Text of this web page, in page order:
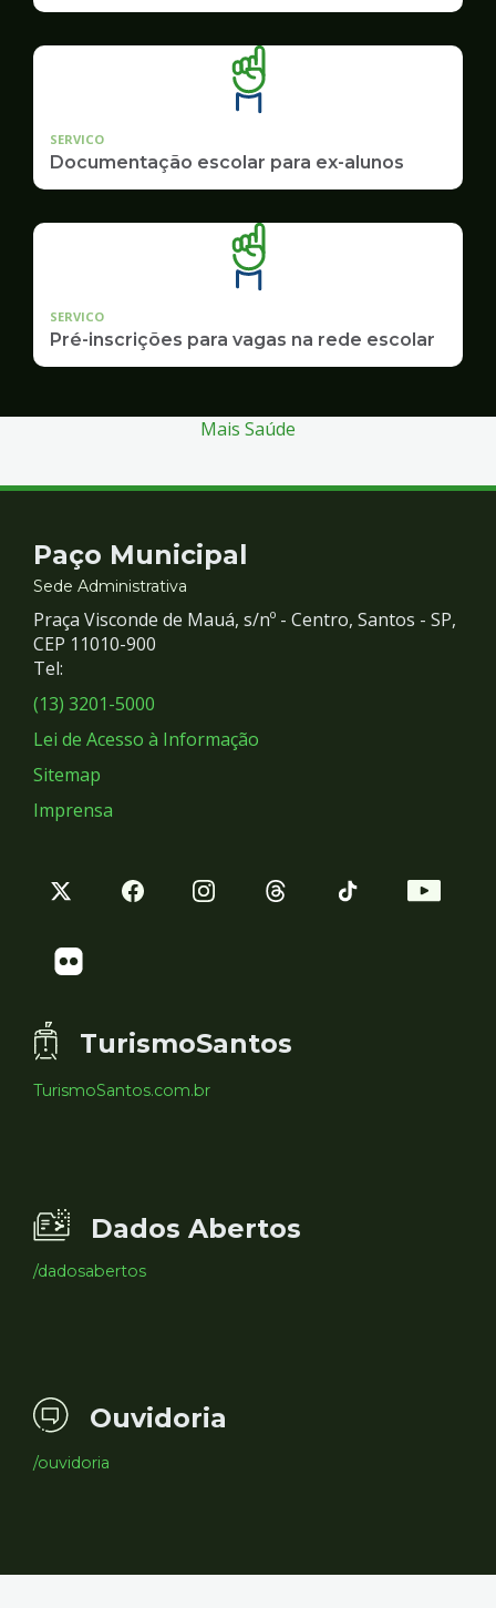
SERVICO
Documentação escolar para ex-alunos
SERVICO
Pré-inscrições para vagas na rede escolar
Mais Saúde
Contato
e
Redes
Sociais
Paço Municipal
Sede Administrativa
Praça Visconde de Mauá, s/nº - Centro, Santos - SP,
CEP 11010-900
Tel:
(13) 3201-5000
Lei de Acesso à Informação
Sitemap
Imprensa
TurismoSantos
TurismoSantos.com.br
Dados Abertos
/dadosabertos
Ouvidoria
/ouvidoria